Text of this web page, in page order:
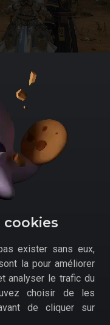
votre escouade de
monde de Star Ocean :
alors passer outre
la Galaxie
. Chaque
aussi à vous de
de l'opposition.
la plus grande
sur PS5. Classique,
à tous
cookies
exister sans eux,
la pour améliorer
analyser le trafic du
choisir de les
de cliquer sur